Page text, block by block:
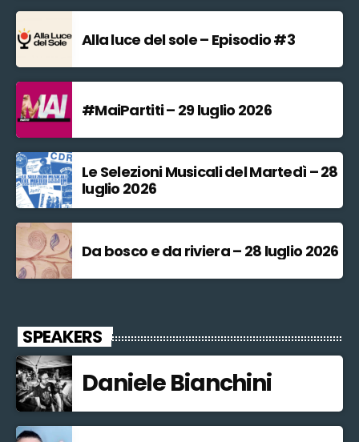
Alla luce del sole – Episodio #3
#MaiPartiti – 29 luglio 2026
Le Selezioni Musicali del Martedì – 28
luglio 2026
Da bosco e da riviera – 28 luglio 2026
SPEAKERS
Daniele Bianchini